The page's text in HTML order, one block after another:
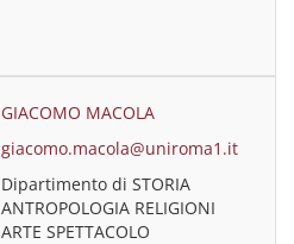
GIACOMO MACOLA
giacomo.macola@uniroma1.it
Dipartimento di STORIA
ANTROPOLOGIA RELIGIONI
ARTE SPETTACOLO